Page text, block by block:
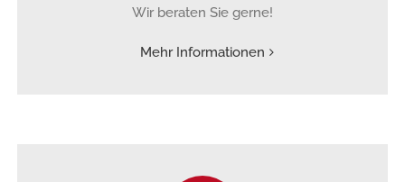
Wir beraten Sie gerne!
Mehr Informationen